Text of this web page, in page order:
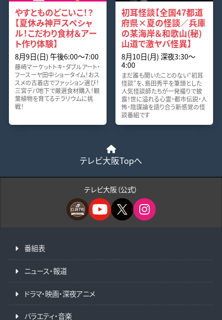
やすとものどこいこ！？
【夏休み神戸スペシャ
ル！こだわり食材＆アー
ト作り体験】
8月9日(日) 午後6:00〜7:00
藤崎マーケットトキ・ダブルアート・
フースーヤ田中ショータイム！おス
スメの古着店でファッション選び！
三宮デパ地下で厳選食材購入！観
葉植物を育てるテラリウムに挑
戦！
初耳怪談【全国47都道
府県×夏の怪談／兵庫
の某海岸＆和歌山(秘)
山道で激ヤバ怪異】
8月10日(月) 深夜3:30〜
4:00
まだ誰も聞いたことのない“初耳
怪談”を、島田秀平を筆頭とした
人気怪談師たちが一発撮りで披
露！世に溢れる心霊・都市伝説・人
怖・陰謀論を語り合う新感覚の怪
談番組です
テレビ大阪Topへ
テレビ大阪（公式）
番組表
ニュース・報道
ドラマ・映画・深夜アニメ
バラエティ・音楽